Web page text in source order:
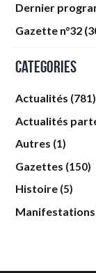
Dernier
Gazette n°32
Categories
Actualités (781)
Actualités
Autres (1)
Gazettes (150)
Histoire (5)
Manifestations